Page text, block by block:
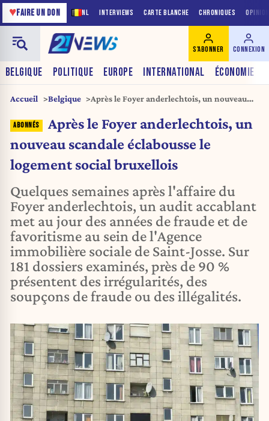
NL INTERVIEWS CARTE BLANCHE CHRONIQUES
♥FAIRE UN DON
BELGIQUE POLITIQUE EUROPE INTERNATIONAL ÉCONOMIE
S'ABONNER CONNEXION
Accueil Belgique
Après le Foyer anderlechtois, un nouveau
bruxellois
Après le Foyer anderlechtois, un
nouveau scandale éclabousse le
logement social bruxellois
Quelques semaines après l'affaire du
Foyer anderlechtois, un audit accablant
met au jour des années de fraude et de
favoritisme au sein de l'Agence
immobilière sociale de Saint-Josse. Sur
181 dossiers examinés, près de 90 %
présentent des irrégularités, des
soupçons de fraude ou des illégalités.